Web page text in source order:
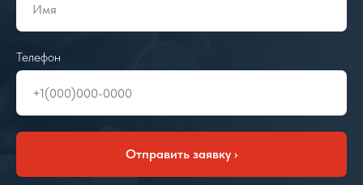
Телефон
Отправить заявку ›